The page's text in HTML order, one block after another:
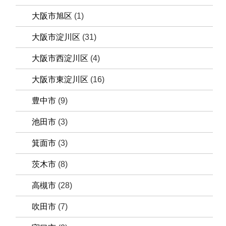
大阪市旭区 (1)
大阪市淀川区 (31)
大阪市西淀川区 (4)
大阪市東淀川区 (16)
豊中市 (9)
池田市 (3)
箕面市 (3)
茨木市 (8)
高槻市 (28)
吹田市 (7)